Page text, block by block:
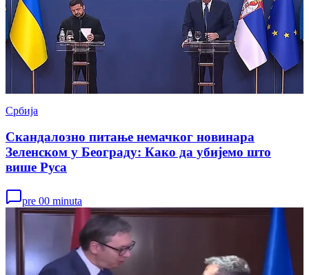
Србија
Скандалозно питање немачког новинара
Зеленском у Београду: Како да убијемо што
више Руса
pre 00 minuta